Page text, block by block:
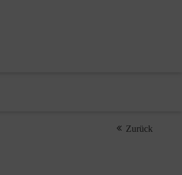
Zurück